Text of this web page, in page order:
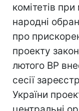
комітетів при
народні
про
проекту
лютого ВР
сесії
України